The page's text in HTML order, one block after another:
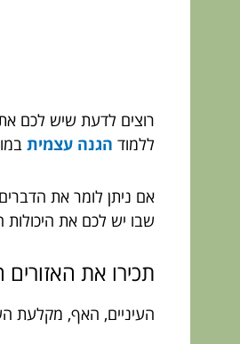
רוצים לדעת שיש לכם
ללמוד הגנה עצמית
שבו יש לכם את היכולות
תכירו את האזורים
העיניים, האף, מקלעת